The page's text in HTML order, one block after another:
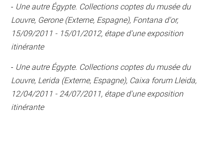
- Une autre Égypte. Collections coptes du musée du
Louvre, Gerone (Externe, Espagne), Fontana d'or,
15/09/2011 - 15/01/2012, étape d'une exposition
itinérante
- Une autre Égypte. Collections coptes du musée du
Louvre, Lerida (Externe, Espagne), Caixa forum Lleida,
12/04/2011 - 24/07/2011, étape d'une exposition
itinérante